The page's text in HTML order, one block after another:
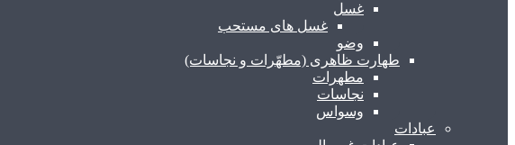
غسل
غسل های مستحب
وضو
طهارت ظاهری (مطهّرات و نجاسات)
مطهرات
نجاسات
وسواس
عبادات